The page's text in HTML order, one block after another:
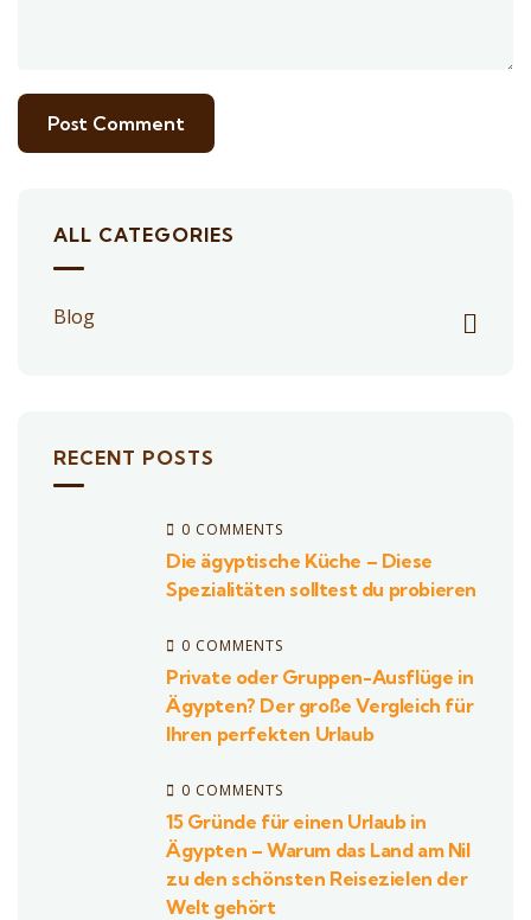
ALL CATEGORIES
Blog
RECENT POSTS
0 COMMENTS
Die ägyptische Küche – Diese
Spezialitäten solltest du probieren
0 COMMENTS
Private oder Gruppen-Ausflüge in
Ägypten? Der große Vergleich für
Ihren perfekten Urlaub
0 COMMENTS
15 Gründe für einen Urlaub in
Ägypten – Warum das Land am Nil
zu den schönsten Reisezielen der
Welt gehört